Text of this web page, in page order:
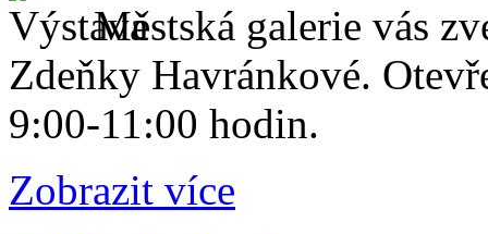
Městská galerie vás
Zdeňky Havránkové.
9:00-11:00 hodin.
Zobrazit více